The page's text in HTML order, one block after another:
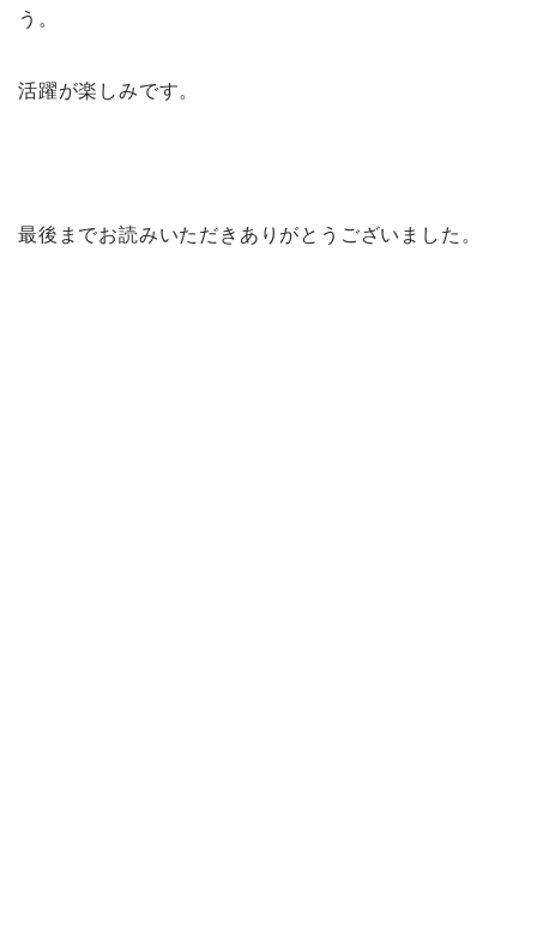
う。
活躍が楽しみです。
最後までお読みいただきありがとうございました。